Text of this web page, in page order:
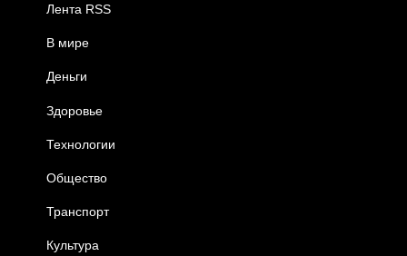
Лента RSS
В мире
Деньги
Здоровье
Технологии
Общество
Транспорт
Культура